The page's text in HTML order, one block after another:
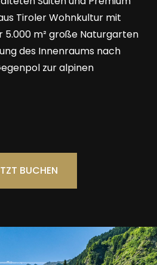
Tiroler Wohnkultur mit
5.000 m² große Naturgarten
des Innenraums nach
zur alpinen
BUCHEN